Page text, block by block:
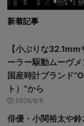
新着記事
【小ぶりな
ーラー駆動ムーヴメ
国産時計ブランド
ト）”から
2026/8/6
俳優・小関裕太や